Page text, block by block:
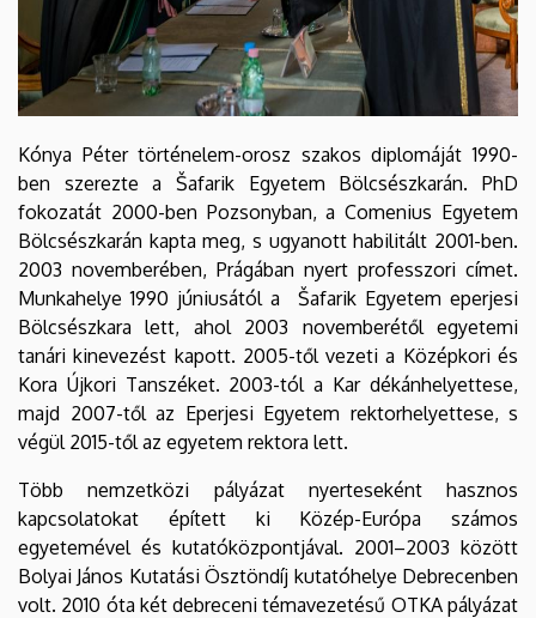
Kónya Péter történelem-orosz szakos diplomáját 1990-
ben szerezte a Šafarik Egyetem Bölcsészkarán. PhD
fokozatát 2000-ben Pozsonyban, a Comenius Egyetem
Bölcsészkarán kapta meg, s ugyanott habilitált 2001-ben.
2003 novemberében, Prágában nyert professzori címet.
Munkahelye 1990 júniusától a Šafarik Egyetem eperjesi
Bölcsészkara lett, ahol 2003 novemberétől egyetemi
tanári kinevezést kapott. 2005-től vezeti a Középkori és
Kora Újkori Tanszéket. 2003-tól a Kar dékánhelyettese,
majd 2007-től az Eperjesi Egyetem rektorhelyettese, s
végül 2015-től az egyetem rektora lett.
Több nemzetközi pályázat nyerteseként hasznos
kapcsolatokat épített ki Közép-Európa számos
egyetemével és kutatóközpontjával. 2001–2003 között
Bolyai János Kutatási Ösztöndíj kutatóhelye Debrecenben
volt. 2010 óta két debreceni témavezetésű OTKA pályázat